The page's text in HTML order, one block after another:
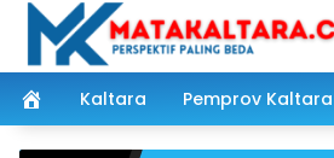
Langsung
konten
Kaltara
Pemprov Kaltara